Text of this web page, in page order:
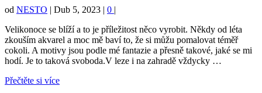
od NESTO | Dub 5, 2023 | 0 |
Velikonoce se blíží a to je příležitost něco vyrobit. Někdy od léta
zkouším akvarel a moc mě baví to, že si můžu pomalovat téměř
cokoli. A motivy jsou podle mé fantazie a přesně takové, jaké se mi
hodí. Je to taková svoboda.V leze i na zahradě vždycky …
Přečtěte si více